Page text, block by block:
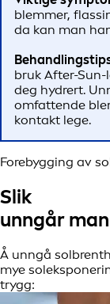
blemmer,
da kan man
bruk After-
deg hydrert.
omfattende
kontakt lege.
Forebygging av
Slik
unngår
Å unngå
mye
trygg: